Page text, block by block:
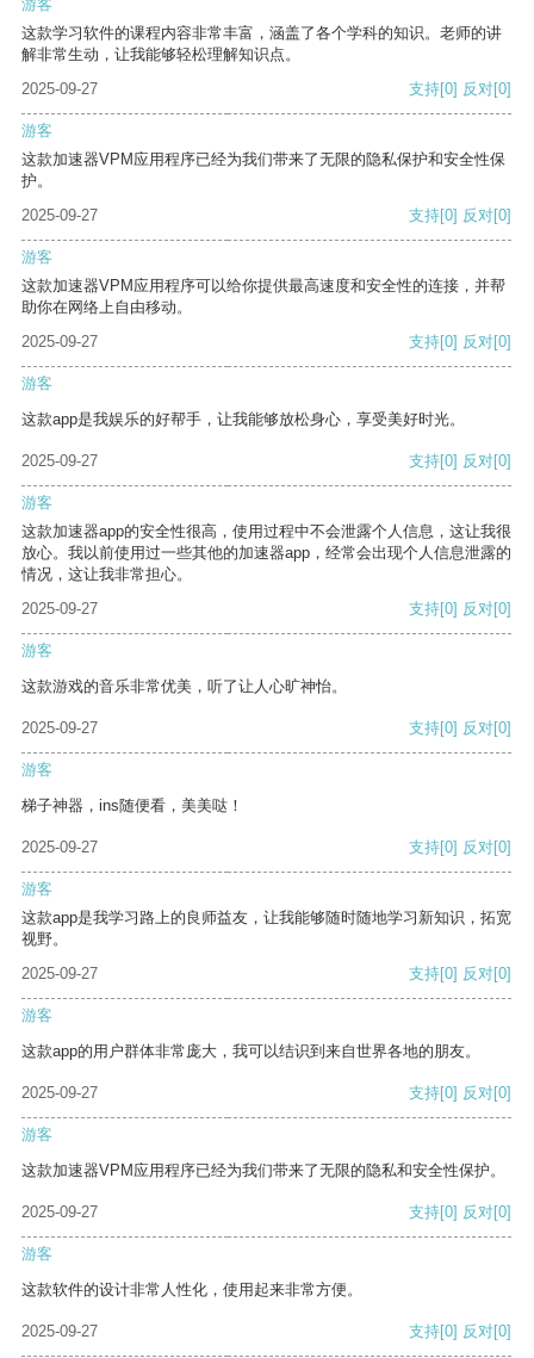
游客
这款学习软件的课程内容非常丰富，涵盖了各个学科的知识。老师的讲
解非常生动，让我能够轻松理解知识点。
2025-09-27
支持[0] 反对[0]
游客
这款加速器VPM应用程序已经为我们带来了无限的隐私保护和安全性保
护。
2025-09-27
支持[0] 反对[0]
游客
这款加速器VPM应用程序可以给你提供最高速度和安全性的连接，并帮
助你在网络上自由移动。
2025-09-27
支持[0] 反对[0]
游客
这款app是我娱乐的好帮手，让我能够放松身心，享受美好时光。
2025-09-27 支持[0] 反对[0]
游客
这款加速器app的安全性很高，使用过程中不会泄露个人信息，这让我很
放心。我以前使用过一些其他的加速器app，经常会出现个人信息泄露的
情况，这让我非常担心。
2025-09-27
支持[0] 反对[0]
游客
这款游戏的音乐非常优美，听了让人心旷神怡。
2025-09-27 支持[0] 反对[0]
游客
梯子神器，ins随便看，美美哒！
2025-09-27 支持[0] 反对[0]
游客
这款app是我学习路上的良师益友，让我能够随时随地学习新知识，拓宽
视野。
2025-09-27
支持[0] 反对[0]
游客
这款app的用户群体非常庞大，我可以结识到来自世界各地的朋友。
2025-09-27 支持[0] 反对[0]
游客
这款加速器VPM应用程序已经为我们带来了无限的隐私和安全性保护。
2025-09-27 支持[0] 反对[0]
游客
这款软件的设计非常人性化，使用起来非常方便。
2025-09-27 支持[0] 反对[0]